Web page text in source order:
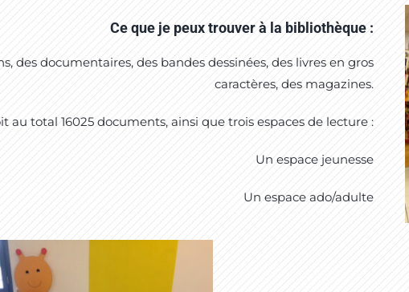
Ce que je peux trouver à la bibliothèque :
des documentaires, des bandes dessinées, des livres en gros
caractères, des magazines.
au total 16025 documents, ainsi que trois espaces de lecture :
Un espace jeunesse
Un espace ado/adulte